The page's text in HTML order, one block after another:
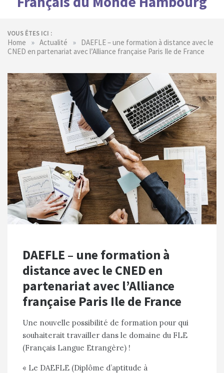
VOUS ÊTES ICI :
Home » Actualité » DAEFLE – une formation à distance avec le
CNED en partenariat avec l’Alliance française Paris Ile de France
DAEFLE – une formation à
distance avec le CNED en
partenariat avec l’Alliance
française Paris Ile de France
Une nouvelle possibilité de formation pour qui
souhaiterait travailler dans le domaine du FLE
(Français Langue Etrangère) !
« Le DAEFLE (Diplôme d’aptitude à